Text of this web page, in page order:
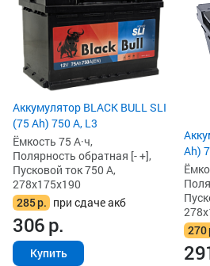
Аккумулятор BLACK BULL SLI
(75 Ah) 750 А, L3
Ёмкость 75 А·ч,
Полярность обратная [- +],
Пусковой ток 750 А,
278x175x190
285р. при сдаче акб
306р.
Купить
Ah)
270